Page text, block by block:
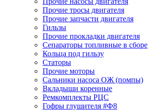
Прочие тросы двигателя
Прочие запчасти двигателя
Гильзы
Прочие прокладки двигателя
Сепараторы топливные в сборе
Кольца под гильзу
Статоры
Прочие моторы
Сальники насоса ОЖ (помпы)
Вкладыши коренные
Ремкомплекты РЦС
Гофры глушителя #Ф8